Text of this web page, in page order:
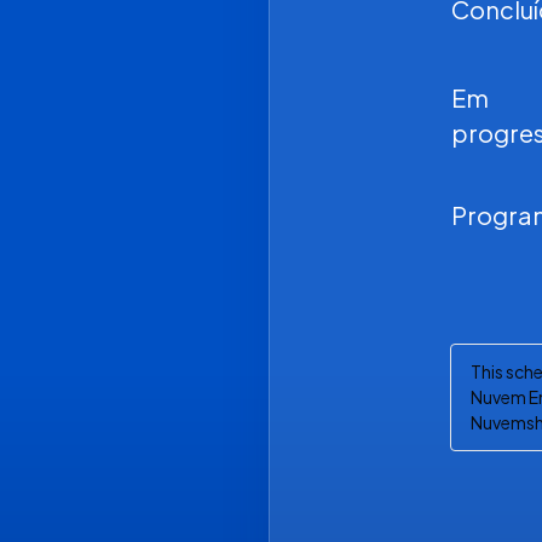
Em
This
Nuvem